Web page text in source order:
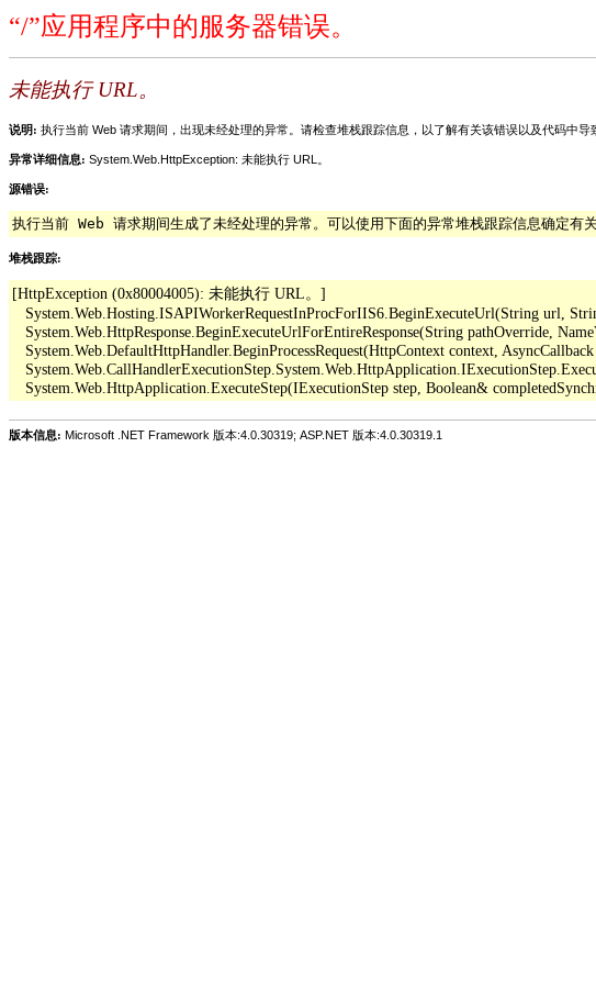
“/”应用程序中的服务器错误。
未能执行 URL。
说明: 执行当前 Web 请求期间，出现未经处理的异常。请检查堆栈跟踪信息，以了解有关该错误以及代码中导
异常详细信息: System.Web.HttpException: 未能执行 URL。
源错误:
执行当前 Web 请求期间生成了未经处理的异常。可以使用下面的异常堆栈跟踪信息确定有
堆栈跟踪:
[HttpException (0x80004005): 未能执行 URL。]
System.Web.Hosting.ISAPIWorkerRequestInProcForIIS6.BeginExecuteUrl(String url,
System.Web.HttpResponse.BeginExecuteUrlForEntireResponse(String pathOverride,
System.Web.DefaultHttpHandler.BeginProcessRequest(HttpContext context, AsyncCallback
版本信息: Microsoft .NET Framework 版本:4.0.30319; ASP.NET 版本:4.0.30319.1